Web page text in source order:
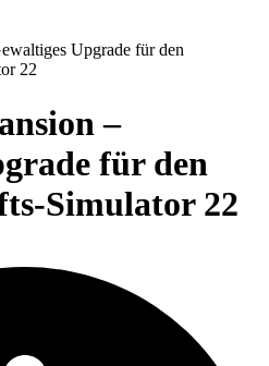
Upgrade für den
22
–
für den
Simulator 22